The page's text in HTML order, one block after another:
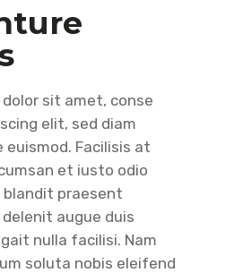
dolor sit amet, conse
elit, sed diam
euismod. Facilisis at
et iusto odio
blandit praesent
augue duis
nulla facilisi. Nam
soluta nobis eleifend